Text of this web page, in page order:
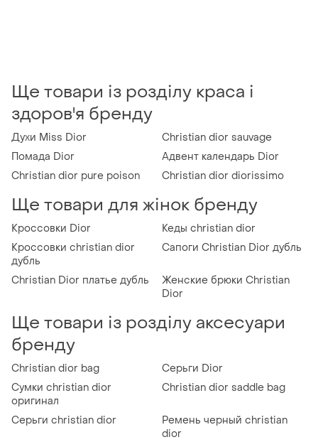
Ще товари із розділу краса і
здоров'я бренду
Духи Miss Dior
Christian dior sauvage
Помада Dior
Адвент календарь Dior
Christian dior pure poison
Christian dior diorissimo
Ще товари для жінок бренду
Кроссовки Dior
Кеды christian dior
Кроссовки christian dior
дубль
Сапоги Christian Dior дубль
Christian Dior платье дубль
Женские брюки Christian
Dior
Ще товари із розділу аксесуари
бренду
Christian dior bag
Серьги Dior
Сумки christian dior
оригинал
Christian dior saddle bag
Серьги christian dior
Ремень черный christian
dior